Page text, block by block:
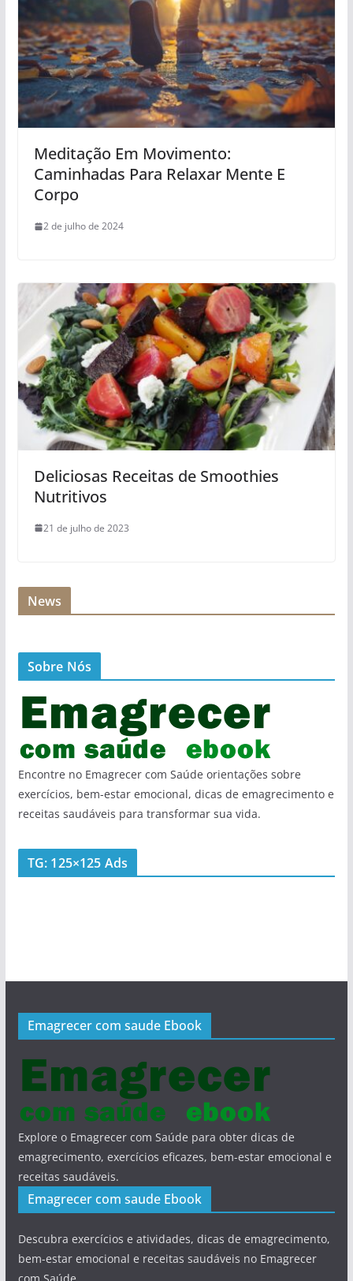
Meditação Em Movimento:
Caminhadas Para Relaxar Mente E
Corpo
2 de julho de 2024
Deliciosas Receitas de Smoothies
Nutritivos
21 de julho de 2023
News
Sobre Nós
Encontre no Emagrecer com Saúde orientações sobre
exercícios, bem-estar emocional, dicas de emagrecimento e
receitas saudáveis para transformar sua vida.
TG: 125×125 Ads
Emagrecer com saude Ebook
Explore o Emagrecer com Saúde para obter dicas de
emagrecimento, exercícios eficazes, bem-estar emocional e
receitas saudáveis.
Emagrecer com saude Ebook
Descubra exercícios e atividades, dicas de emagrecimento,
bem-estar emocional e receitas saudáveis no Emagrecer
com Saúde.